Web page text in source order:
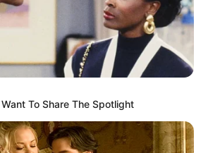
To Share The Spotlight